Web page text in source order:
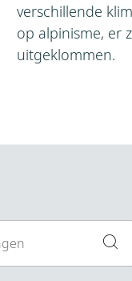
verschillende
op alpinisme, er
uitgeklommen.